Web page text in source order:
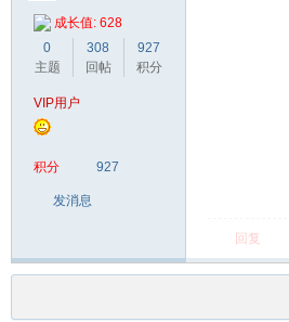
成长值: 628
0
主题
308
回帖
927
积分
VIP用户
积分 927
发消息
回复